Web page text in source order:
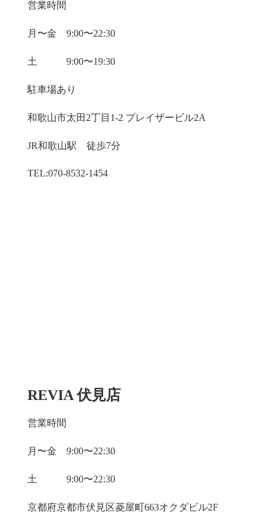
営業時間
月〜金 9:00〜22:30
土 9:00〜19:30
駐車場あり
和歌山市太田2丁目1-2 プレイザービル2A
JR和歌山駅 徒歩7分
TEL:070-8532-1454
REVIA 伏見店
営業時間
月〜金 9:00〜22:30
土 9:00〜22:30
京都府京都市伏見区菱屋町663オクダビル2F